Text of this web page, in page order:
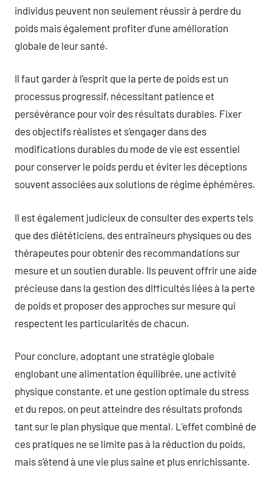
individus peuvent non seulement réussir à perdre du
poids mais également profiter d’une amélioration
globale de leur santé.
Il faut garder à l’esprit que la perte de poids est un
processus progressif, nécessitant patience et
persévérance pour voir des résultats durables. Fixer
des objectifs réalistes et s’engager dans des
modifications durables du mode de vie est essentiel
pour conserver le poids perdu et éviter les déceptions
souvent associées aux solutions de régime éphémères.
Il est également judicieux de consulter des experts tels
que des diététiciens, des entraîneurs physiques ou des
thérapeutes pour obtenir des recommandations sur
mesure et un soutien durable. Ils peuvent offrir une aide
précieuse dans la gestion des difficultés liées à la perte
de poids et proposer des approches sur mesure qui
respectent les particularités de chacun.
Pour conclure, adoptant une stratégie globale
englobant une alimentation équilibrée, une activité
physique constante, et une gestion optimale du stress
et du repos, on peut atteindre des résultats profonds
tant sur le plan physique que mental. L’effet combiné de
ces pratiques ne se limite pas à la réduction du poids,
mais s’étend à une vie plus saine et plus enrichissante.